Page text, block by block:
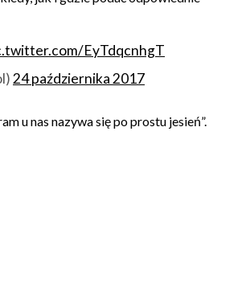
EyTdqcnhgT
24 października 2017
u nas nazywa się po prostu jesień”.